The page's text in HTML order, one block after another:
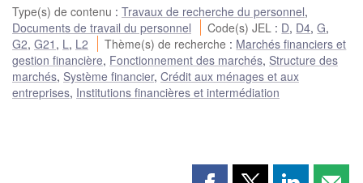
Type(s) de contenu : Travaux de recherche du personnel,
Documents de travail du personnel
Code(s) JEL : D, D4,G,
G2, G21 , L , L2 Thème(s) de recherche : Marchés financiers et
gestion financière, Fonctionnement des marchés, Structure des
marchés, Système financier, Crédit aux ménages et aux
entreprises, Institutions financières et intermédiation